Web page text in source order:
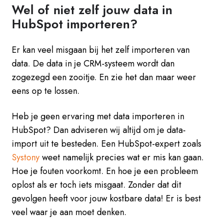
Wel of niet zelf jouw data in
HubSpot importeren?
Er kan veel misgaan bij het zelf importeren van
data. De data in je CRM-systeem wordt dan
zogezegd een zooitje. En zie het dan maar weer
eens op te lossen.
Heb je geen ervaring met data importeren in
HubSpot? Dan adviseren wij altijd om je data-
import uit te besteden. Een HubSpot-expert zoals
Systonyweet namelijk precies wat er mis kan gaan.
Hoe je fouten voorkomt. En hoe je een probleem
oplost als er toch iets misgaat. Zonder dat dit
gevolgen heeft voor jouw kostbare data! Er is best
veel waar je aan moet denken.